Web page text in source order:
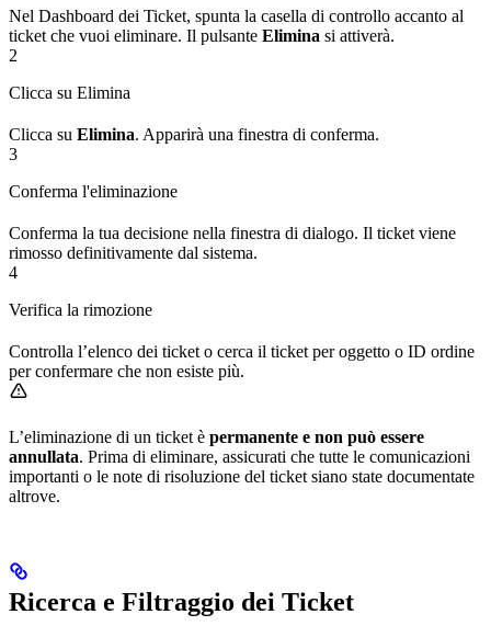
Nel Dashboard dei Ticket, spunta la casella di controllo accanto al
ticket che vuoi eliminare. Il pulsante Elimina si attiverà.
2
Clicca su Elimina
Clicca su Elimina. Apparirà una finestra di conferma.
3
Conferma l'eliminazione
Conferma la tua decisione nella finestra di dialogo. Il ticket viene
rimosso definitivamente dal sistema.
4
Verifica la rimozione
Controlla l’elenco dei ticket o cerca il ticket per oggetto o ID ordine
per confermare che non esiste più.
L’eliminazione di un ticket è permanente e non può essere
annullata. Prima di eliminare, assicurati che tutte le comunicazioni
importanti o le note di risoluzione del ticket siano state documentate
altrove.
Ricerca e Filtraggio dei Ticket